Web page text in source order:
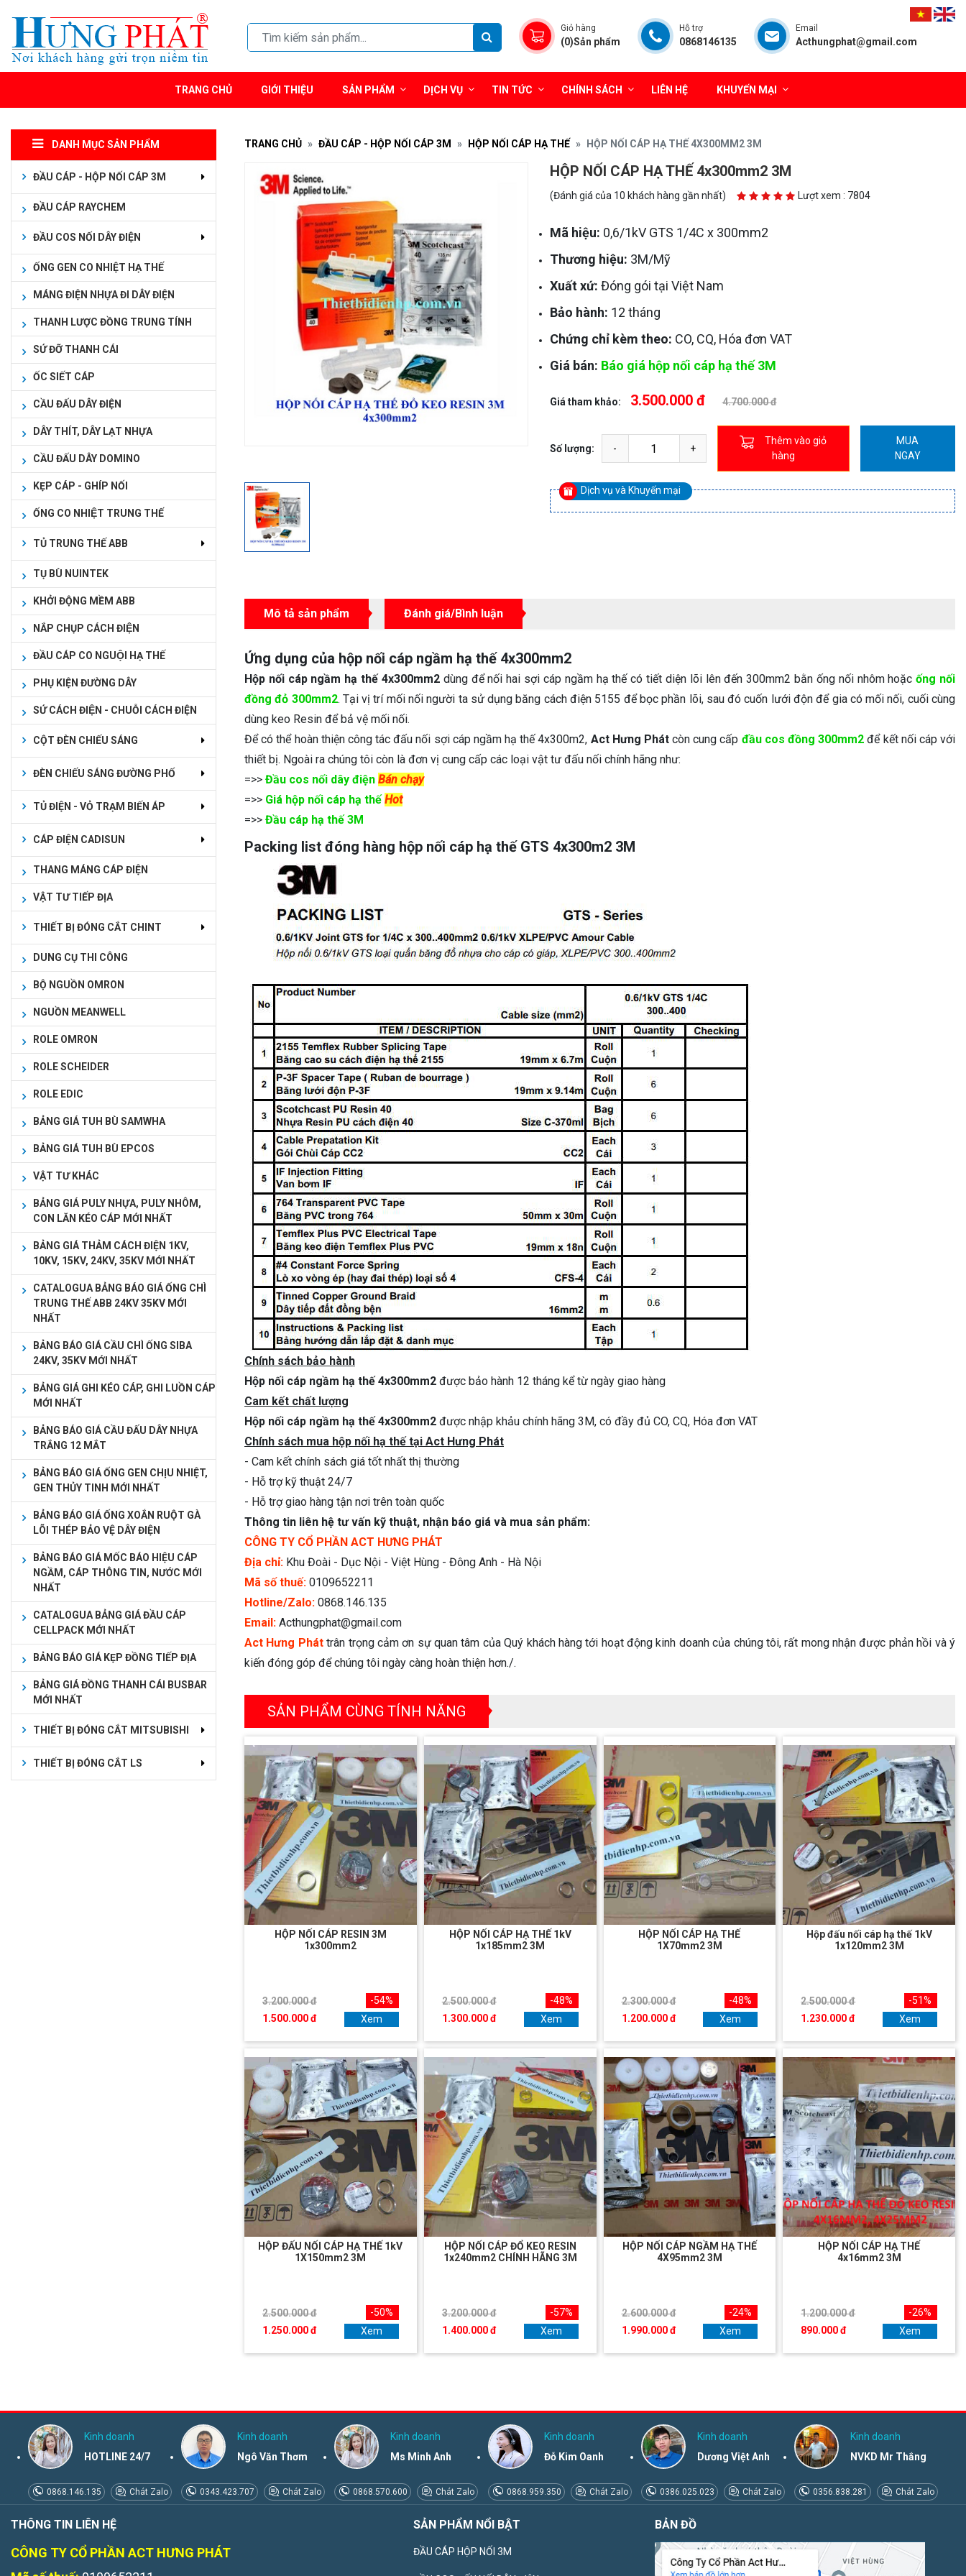
Giỏ hàng
(0)Sản phẩm
Hỗ trợ
0868146135
Email
Acthungphat@gmail.com
TRANG CHỦ GIỚI THIỆU SẢN PHẨM DỊCH VỤ TIN TỨC CHÍNH SÁCH LIÊN HỆ KHUYẾN MẠI
DANH MỤC SẢN PHẨM
ĐẦU CÁP - HỘP NỐI CÁP 3M
ĐẦU CÁP RAYCHEM
ĐẦU COS NỐI DÂY ĐIỆN
ỐNG GEN CO NHIỆT HẠ THẾ
MÁNG ĐIỆN NHỰA ĐI DÂY ĐIỆN
THANH LƯỢC ĐỒNG TRUNG TÍNH
SỨ ĐỠ THANH CÁI
ỐC SIẾT CÁP
CẦU ĐẤU DÂY ĐIỆN
DÂY THÍT, DÂY LẠT NHỰA
CẦU ĐẤU DÂY DOMINO
KẸP CÁP - GHÍP NỐI
ỐNG CO NHIỆT TRUNG THẾ
TỦ TRUNG THẾ ABB
TỤ BÙ NUINTEK
KHỞI ĐỘNG MỀM ABB
NẮP CHỤP CÁCH ĐIỆN
ĐẦU CÁP CO NGUỘI HẠ THẾ
PHỤ KIỆN ĐƯỜNG DÂY
SỨ CÁCH ĐIỆN - CHUỖI CÁCH ĐIỆN
CỘT ĐÈN CHIẾU SÁNG
ĐÈN CHIẾU SÁNG ĐƯỜNG PHỐ
TỦ ĐIỆN - VỎ TRẠM BIẾN ÁP
CÁP ĐIỆN CADISUN
THANG MÁNG CÁP ĐIỆN
VẬT TƯ TIẾP ĐỊA
THIẾT BỊ ĐÓNG CẮT CHINT
DUNG CỤ THI CÔNG
BỘ NGUỒN OMRON
NGUỒN MEANWELL
ROLE OMRON
ROLE SCHEIDER
ROLE EDIC
BẢNG GIÁ TUH BÙ SAMWHA
BẢNG GIÁ TUH BÙ EPCOS
VẬT TƯ KHÁC
BẢNG GIÁ PULY NHỰA, PULY NHÔM,
CON LĂN KÉO CÁP MỚI NHẤT
BẢNG GIÁ THẢM CÁCH ĐIỆN 1KV,
10KV, 15KV, 24KV, 35KV MỚI NHẤT
CATALOGUA BẢNG BÁO GIÁ ỐNG CHÌ
TRUNG THẾ ABB 24KV 35KV MỚI
NHẤT
BẢNG BÁO GIÁ CẦU CHÌ ỐNG SIBA
24KV, 35KV MỚI NHẤT
BẢNG GIÁ GHI KÉO CÁP, GHI LUỒN CÁP
MỚI NHẤT
BẢNG BÁO GIÁ CẦU ĐẤU DÂY NHỰA
TRẮNG 12 MẮT
BẢNG BÁO GIÁ ỐNG GEN CHỊU NHIỆT,
GEN THỦY TINH MỚI NHẤT
BẢNG BÁO GIÁ ỐNG XOẮN RUỘT GÀ
LÕI THÉP BẢO VỆ DÂY ĐIỆN
BẢNG BÁO GIÁ MỐC BÁO HIỆU CÁP
NGẦM, CÁP THÔNG TIN, NƯỚC MỚI
NHẤT
CATALOGUA BẢNG GIÁ ĐẦU CÁP
CELLPACK MỚI NHẤT
BẢNG BÁO GIÁ KẸP ĐỒNG TIẾP ĐỊA
BẢNG GIÁ ĐỒNG THANH CÁI BUSBAR
MỚI NHẤT
THIẾT BỊ ĐÓNG CẮT MITSUBISHI
THIẾT BỊ ĐÓNG CẮT LS
TRANG CHỦ ĐẦU CÁP - HỘP NỐI CÁP 3M HỘP NỐI CÁP HẠ THẾ HỘP NỐI CÁP HẠ THẾ 4X300MM2 3M
HỘP NỐI CÁP HẠ THẾ 4x300mm2 3M
(Đánh giá của 10 khách hàng gần nhất) Lượt xem : 7804
Mã hiệu: 0,6/1kV GTS 1/4C x 300mm2
Thương hiệu: 3M/Mỹ
Xuất xứ: Đóng gói tại Việt Nam
Bảo hành: 12 tháng
Chứng chỉ kèm theo: CO, CQ, Hóa đơn VAT
Giá bán: Báo giá hộp nối cáp hạ thế 3M
Giá tham khảo: 3.500.000 đ 4.700.000 đ
Số lượng:
Thêm vào giỏ
hàng
MUA
NGAY
Dịch vụ và Khuyến mại
Mô tả sản phẩm Đánh giá/Bình luận
Ứng dụng của hộp nối cáp ngầm hạ thế 4x300mm2
Hộp nối cáp ngầm hạ thế 4x300mm2 dùng để nối hai sợi cáp ngầm hạ thế có tiết diện lõi lên đến 300mm2 bằn ống nối nhôm hoặcống nối
đồng đỏ 300mm2. Tại vị trí mối nối người ta sử dụng băng cách điện 5155 để bọc phần lõi, sau đó cuốn lưới độn để gia có mối nối, cuối cùng
dùng keo Resin để bả vệ mối nối.
Để có thể hoàn thiện công tác đấu nối sợi cáp ngầm hạ thế 4x300m2, Act Hưng Phátcòn cung cấp đầu cos đồng 300mm2 để kết nối cáp với
thiết bị. Ngoài ra chúng tôi còn là đơn vị cung cấp các loại vật tư đấu nối chính hãng như:
=>> Đầu cos nối dây điện Bán chạy
=>> Giá hộp nối cáp hạ thế Hot
=>> Đầu cáp hạ thế 3M
Packing list đóng hàng hộp nối cáp hạ thế GTS 4x300m2 3M
Chính sách bảo hành
Hộp nối cáp ngầm hạ thế 4x300mm2 được bảo hành 12 tháng kể từ ngày giao hàng
Cam kết chất lượng
Hộp nối cáp ngầm hạ thế 4x300mm2 được nhập khảu chính hãng 3M, có đầy đủ CO, CQ, Hóa đơn VAT
Chính sách mua hộp nối hạ thế tại Act Hưng Phát
- Cam kết chính sách giá tốt nhất thị thường
- Hỗ trợ kỹ thuật 24/7
- Hỗ trợ giao hàng tận nơi trên toàn quốc
Thông tin liên hệ tư vấn kỹ thuật, nhận báo giá và mua sản phẩm:
CÔNG TY CỔ PHẦN ACT HƯNG PHÁT
Địa chỉ: Khu Đoài - Dục Nội - Việt Hùng - Đông Anh - Hà Nội
Mã số thuế: 0109652211
Hotline/Zalo: 0868.146.135
Email: Acthungphat@gmail.com
Act Hưng Pháttrân trọng cảm ơn sự quan tâm của Quý khách hàng tới hoạt động kinh doanh của chúng tôi, rất mong nhận được phản hồi và ý
kiến đóng góp để chúng tôi ngày càng hoàn thiện hơn./.
SẢN PHẨM CÙNG TÍNH NĂNG
HỘP NỐI CÁP RESIN 3M
1x300mm2
3.200.000 đ
1.500.000 đ
-54%
Xem
HỘP NỐI CÁP HẠ THẾ 1kV
1x185mm2 3M
2.500.000 đ
1.300.000 đ
-48%
Xem
HỘP NỐI CÁP HẠ THẾ
1X70mm2 3M
2.300.000 đ
1.200.000 đ
-48%
Xem
Hộp đấu nối cáp hạ thế 1kV
1x120mm2 3M
2.500.000 đ
1.230.000 đ
-51%
Xem
HỘP ĐẤU NỐI CÁP HẠ THẾ 1kV
1X150mm2 3M
2.500.000 đ
1.250.000 đ
-50%
Xem
HỘP NỐI CÁP ĐỔ KEO RESIN
1x240mm2 CHÍNH HÃNG 3M
3.200.000 đ
1.400.000 đ
-57%
Xem
HỘP NỐI CÁP NGẦM HẠ THẾ
4X95mm2 3M
2.600.000 đ
1.990.000 đ
-24%
Xem
HỘP NỐI CÁP HẠ THẾ
4x16mm2 3M
1.200.000 đ
890.000 đ
-26%
Xem
Kinh doanh
HOTLINE 24/7
0868.146.135 Chát Zalo
Kinh doanh
Ngô Văn Thơm
0343.423.707 Chát Zalo
Kinh doanh
Ms Minh Anh
0868.570.600 Chát Zalo
Kinh doanh
Đỗ Kim Oanh
0868.959.350 Chát Zalo
Kinh doanh
Dương Việt Anh
0386.025.023 Chát Zalo
Kinh doanh
NVKD Mr Thắng
0356.838.281 Chát Zalo
THÔNG TIN LIÊN HỆ
CÔNG TY CỔ PHẦN ACT HƯNG PHÁT
SẢN PHẨM NỔI BẬT
ĐẦU CÁP HỘP NỐI 3M
BẢN ĐỒ